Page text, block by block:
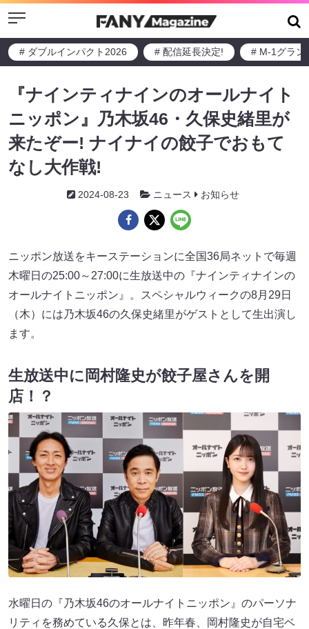
Menu
# ダブルインパクト2026 # 配信延長決定! # M-1グラン
『ナインティナインのオールナイト
ニッポン』乃木坂46・久保史緒里が
来たぞー! ナイナイの餃子でおもて
なし大作戦!
2024-08-23 ニュース お知らせ
ニッポン放送をキーステーションに全国36局ネットで毎週
木曜日の25:00～27:00に生放送中の『ナインティナインの
オールナイトニッポン』。スペシャルウィークの8月29日
（木）には乃木坂46の久保史緒里がゲストとして生出演し
ます。
生放送中に岡村隆史が餃子屋さんを開
店！？
水曜日の『乃木坂46のオールナイトニッポン』のパーソナ
リティを務めている久保とは、昨年春、岡村隆史が自宅ベ